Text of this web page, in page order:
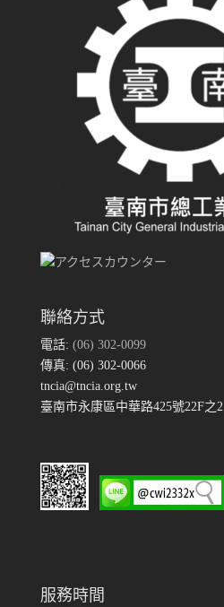
聯絡方式
電話: (06) 302-0099
傳真: (06) 302-0066
tncia@tncia.org.tw
臺南市永康區中華路425號22F之2
服務時間